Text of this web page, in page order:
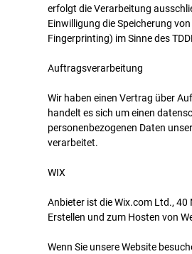
erfolgt die Verarbeitung
Einwilligung die Speicherung
Fingerprinting) im Sinne des
Auftragsverarbeitung
Wir haben einen Vertrag über
handelt es sich um einen
personenbezogenen Daten
verarbeitet.
WIX
Anbieter ist die Wix.com Ltd., 40
Erstellen und zum Hosten von
Wenn Sie unsere Website